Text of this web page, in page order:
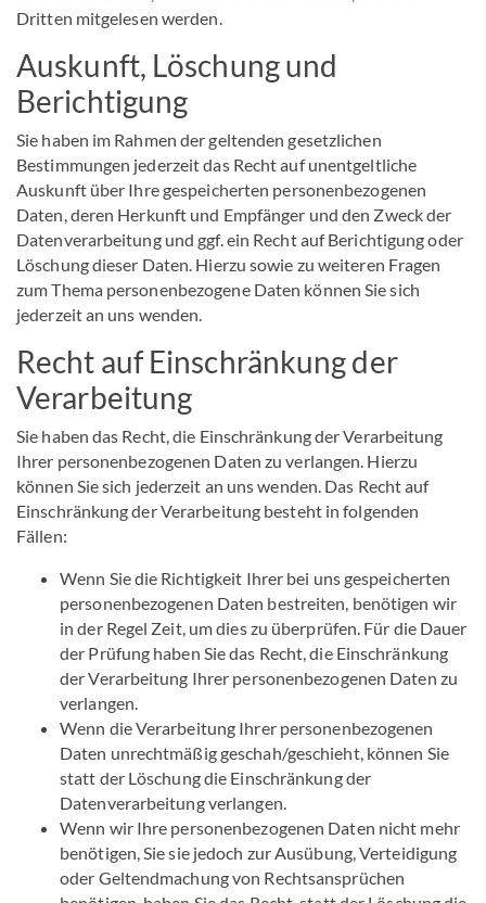
Dritten mitgelesen werden.
Auskunft, Löschung und
Berichtigung
Sie haben im Rahmen der geltenden gesetzlichen
Bestimmungen jederzeit das Recht auf unentgeltliche
Auskunft über Ihre gespeicherten personenbezogenen
Daten, deren Herkunft und Empfänger und den Zweck der
Datenverarbeitung und ggf. ein Recht auf Berichtigung oder
Löschung dieser Daten. Hierzu sowie zu weiteren Fragen
zum Thema personenbezogene Daten können Sie sich
jederzeit an uns wenden.
Recht auf Einschränkung der
Verarbeitung
Sie haben das Recht, die Einschränkung der Verarbeitung
Ihrer personenbezogenen Daten zu verlangen. Hierzu
können Sie sich jederzeit an uns wenden. Das Recht auf
Einschränkung der Verarbeitung besteht in folgenden
Fällen:
Wenn Sie die Richtigkeit Ihrer bei uns gespeicherten
personenbezogenen Daten bestreiten, benötigen wir
in der Regel Zeit, um dies zu überprüfen. Für die Dauer
der Prüfung haben Sie das Recht, die Einschränkung
der Verarbeitung Ihrer personenbezogenen Daten zu
verlangen.
Wenn die Verarbeitung Ihrer personenbezogenen
Daten unrechtmäßig geschah/geschieht, können Sie
statt der Löschung die Einschränkung der
Datenverarbeitung verlangen.
Wenn wir Ihre personenbezogenen Daten nicht mehr
benötigen, Sie sie jedoch zur Ausübung, Verteidigung
oder Geltendmachung von Rechtsansprüchen